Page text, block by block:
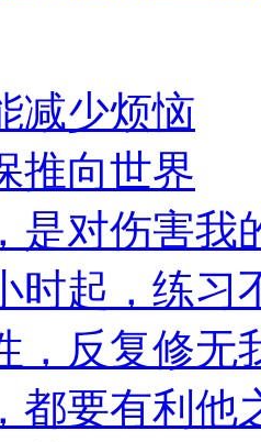
减少烦恼
推向世界
是对伤害我
时起，练习
，反复修无
都要有利他